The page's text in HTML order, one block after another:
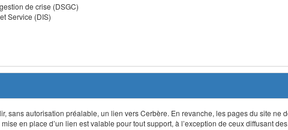
de crise (DSGC)
Service (DIS)
sans autorisation préalable, un lien vers Cerbère. En revanche, les pages du site ne
en place d’un lien est valable pour tout support, à l’exception de ceux diffusant